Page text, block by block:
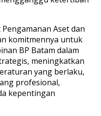
Aset dan
komitmennya untuk
BP Batam dalam
meningkatkan
yang berlaku,
profesional,
kepentingan